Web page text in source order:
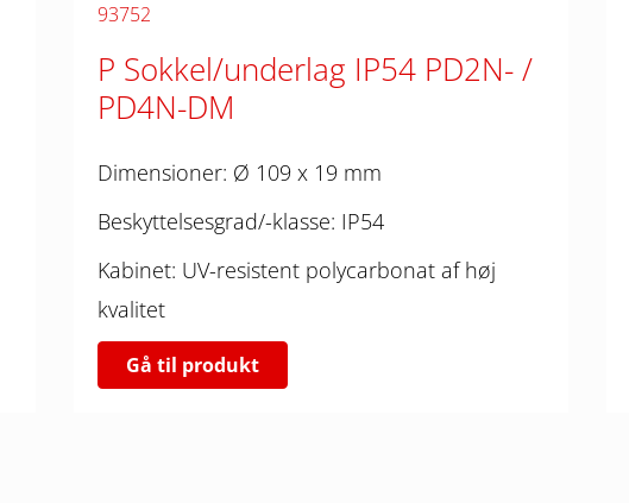
93752
P Sokkel/underlag IP54 PD2N- /
PD4N-DM
Dimensioner: Ø 109 x 19 mm
Beskyttelsesgrad/-klasse: IP54
Kabinet: UV-resistent polycarbonat af høj
kvalitet
Gå til produkt